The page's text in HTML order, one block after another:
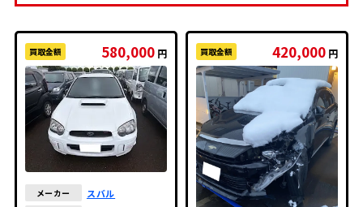
買取金額 580,000 円
メーカー スバル
買取金額 420,000 円